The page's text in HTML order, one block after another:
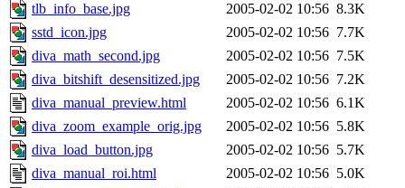
tlb_info_base.jpg
2005-02-02 10:56 8.3K
sstd_icon.jpg
2005-02-02 10:56 7.7K
diva_math_second.jpg
2005-02-02 10:56 7.5K
diva_bitshift_desensitized.jpg
2005-02-02 10:56 7.2K
diva_manual_preview.html
2005-02-02 10:56 6.1K
diva_zoom_example_orig.jpg
2005-02-02 10:56 5.8K
diva_load_button.jpg
2005-02-02 10:56 5.7K
diva_manual_roi.html
2005-02-02 10:56 5.0K